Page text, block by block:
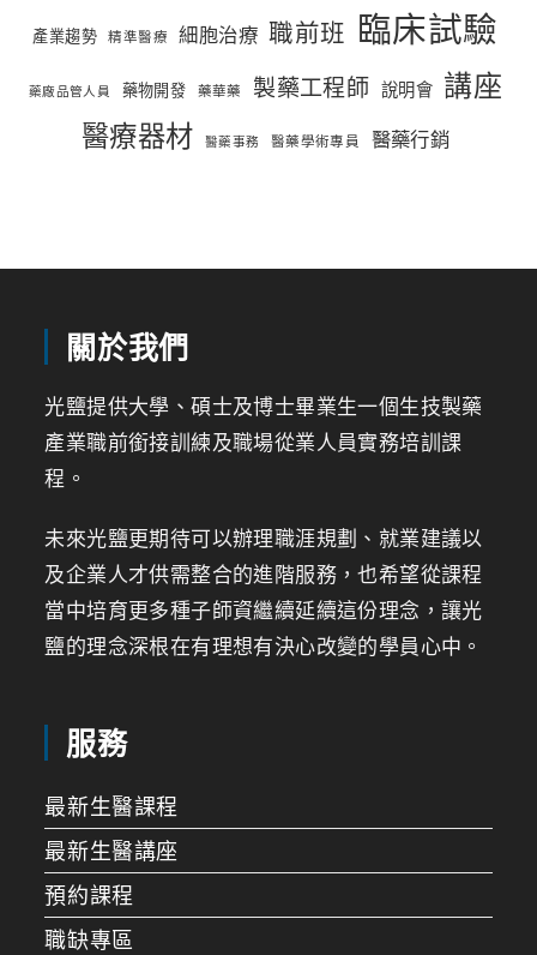
產業趨勢 精準醫療 細胞治療 職前班 臨床試驗
藥廠品管人員 藥物開發 藥華藥 製藥工程師 說明會 講座
醫療器材 醫藥事務 醫藥學術專員 醫藥行銷
關於我們
光鹽提供大學、碩士及博士畢業生一個生技製藥
產業職前銜接訓練及職場從業人員實務培訓課
程。
未來光鹽更期待可以辦理職涯規劃、就業建議以
及企業人才供需整合的進階服務，也希望從課程
當中培育更多種子師資繼續延續這份理念，讓光
鹽的理念深根在有理想有決心改變的學員心中。
服務
最新生醫課程
最新生醫講座
預約課程
職缺專區